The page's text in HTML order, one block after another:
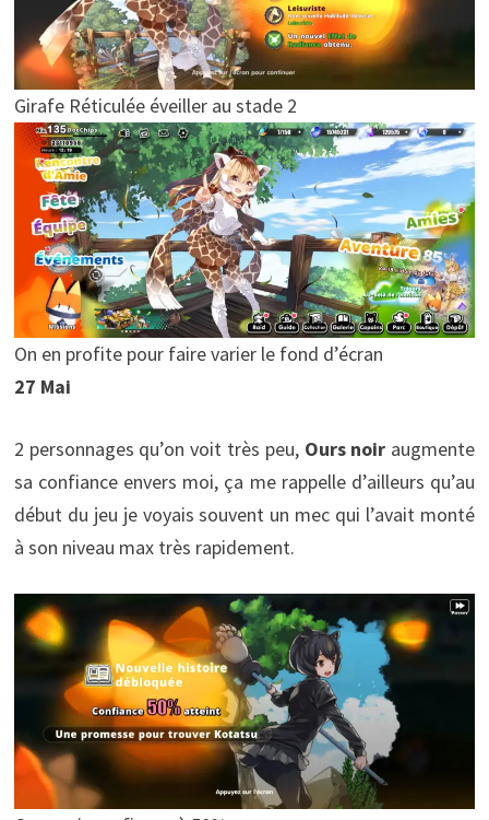
Girafe Réticulée éveiller au stade 2
On en profite pour faire varier le fond d’écran
27 Mai
2 personnages qu’on voit très peu, Ours noir augmente
sa confiance envers moi, ça me rappelle d’ailleurs qu’au
début du jeu je voyais souvent un mec qui l’avait monté
à son niveau max très rapidement.